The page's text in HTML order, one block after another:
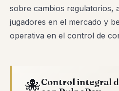
sobre cambios regulatorios,
jugadores en el mercado y
operativa en el control de
🐙Control integral